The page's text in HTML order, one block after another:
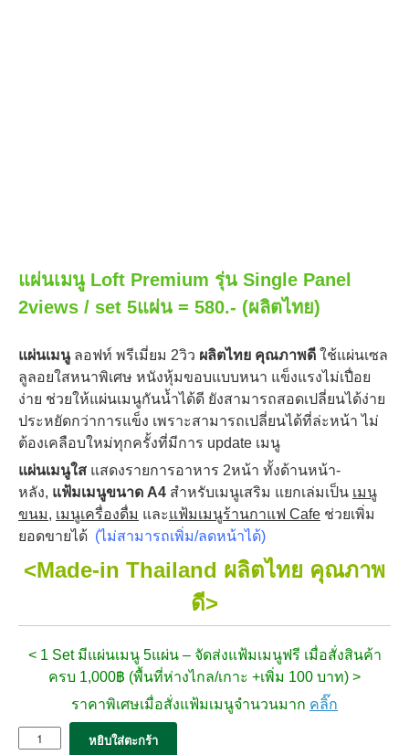
แผ่นเมนู Loft Premium รุ่น Single Panel
2views / set 5แผ่น = 580.- (ผลิตไทย)
แผ่นเมนู ลอฟท์ พรีเมี่ยม 2วิว ผลิตไทย คุณภาพดี ใช้แผ่นเซล
ลูลอยใสหนาพิเศษ หนังหุ้มขอบแบบหนา แข็งแรงไม่เปื่อย
ง่าย ช่วยให้แผ่นเมนูกันน้ำได้ดี ยังสามารถสอดเปลี่ยนได้ง่าย
ประหยัดกว่าการแข็ง เพราะสามารถเปลี่ยนได้ที่ล่ะหน้า ไม่
ต้องเคลือบใหม่ทุกครั้งที่มีการ update เมนู
แผ่นเมนูใส แสดงรายการอาหาร 2หน้า ทั้งด้านหน้า-
หลัง, แฟ้มเมนูขนาด A4 สำหรับเมนูเสริม แยกเล่มเป็น เมนู
ขนม, เมนูเครื่องดื่ม และแฟ้มเมนูร้านกาแฟ Cafe ช่วยเพิ่ม
ยอดขายได้ (ไม่สามารถเพิ่ม/ลดหน้าได้)
<Made-in Thailand ผลิตไทย คุณภาพ
ดี>
< 1 Set มีแผ่นเมนู 5แผ่น – จัดส่งแฟ้มเมนูฟรี เมื่อสั่งสินค้า
ครบ 1,000฿ (พื้นที่ห่างไกล/เกาะ +เพิ่ม 100 บาท) >
ราคาพิเศษเมื่อสั่งแฟ้มเมนูจำนวนมาก คลิ๊ก
จำนวน
5x
หยิบใส่ตะกร้า